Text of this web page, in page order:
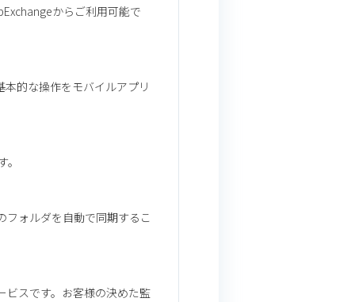
からご利用可能で
的な操作をモバイルアプリ
フォルダを自動で同期するこ
ビスです。お客様の決めた監